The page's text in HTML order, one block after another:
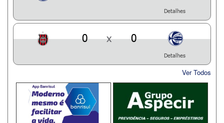
Detalhes
0 x 0
Detalhes
Ver Todos